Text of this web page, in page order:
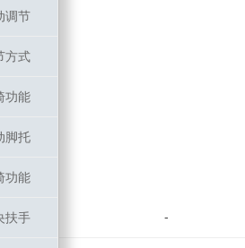
调节
方式
功能
脚托
功能
扶手 -
调节
方式
功能
脚托
功能
扶手